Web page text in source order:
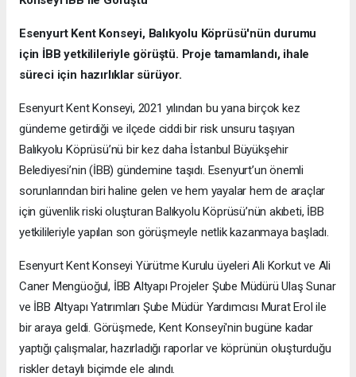
Esenyurt Kent Konseyi, Balıkyolu Köprüsü'nün durumu
için İBB yetkilileriyle görüştü. Proje tamamlandı, ihale
süreci için hazırlıklar sürüyor.
Esenyurt Kent Konseyi, 2021 yılından bu yana birçok kez
gündeme getirdiği ve ilçede ciddi bir risk unsuru taşıyan
Balıkyolu Köprüsü’nü bir kez daha İstanbul Büyükşehir
Belediyesi’nin (İBB) gündemine taşıdı. Esenyurt’un önemli
sorunlarından biri haline gelen ve hem yayalar hem de araçlar
için güvenlik riski oluşturan Balıkyolu Köprüsü’nün akıbeti, İBB
yetkilileriyle yapılan son görüşmeyle netlik kazanmaya başladı.
Esenyurt Kent Konseyi Yürütme Kurulu üyeleri Ali Korkut ve Ali
Caner Mengüoğul, İBB Altyapı Projeler Şube Müdürü Ulaş Sunar
ve İBB Altyapı Yatırımları Şube Müdür Yardımcısı Murat Erol ile
bir araya geldi. Görüşmede, Kent Konseyi'nin bugüne kadar
yaptığı çalışmalar, hazırladığı raporlar ve köprünün oluşturduğu
riskler detaylı biçimde ele alındı.